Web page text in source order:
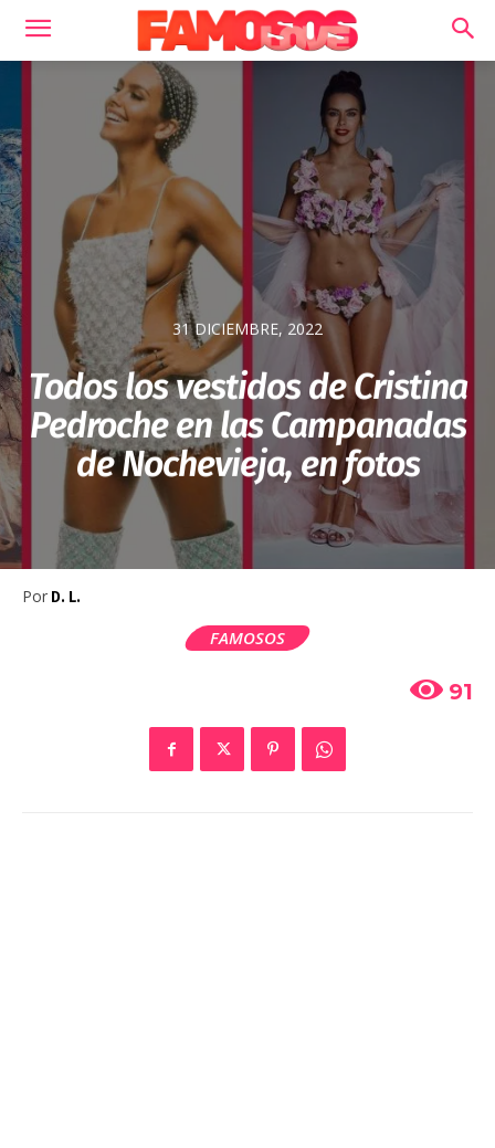
31 DICIEMBRE, 2022
Todos los vestidos de Cristina
Pedroche en las Campanadas
de Nochevieja, en fotos
Por D. L.
FAMOSOS
91